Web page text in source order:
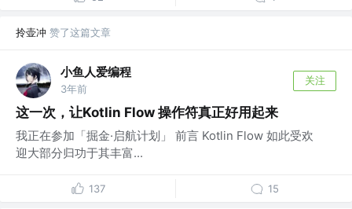
拎壶冲 赞了这篇文章
小鱼人爱编程
3年前
关注
这一次，让Kotlin Flow 操作符真正好用起来
我正在参加「掘金·启航计划」 前言 Kotlin Flow 如此受欢
迎大部分归功于其丰富...
137 15